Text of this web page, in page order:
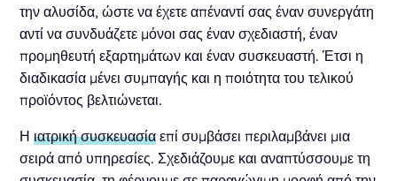
την αλυσίδα, ώστε να έχετε απέναντί σας έναν συνεργάτη
αντί να συνδυάζετε μόνοι σας έναν σχεδιαστή, έναν
προμηθευτή εξαρτημάτων και έναν συσκευαστή. Έτσι η
διαδικασία μένει συμπαγής και η ποιότητα του τελικού
προϊόντος βελτιώνεται.
Ηιατρική συσκευασία επί συμβάσει περιλαμβάνει μια
σειρά από υπηρεσίες. Σχεδιάζουμε και αναπτύσσουμε τη